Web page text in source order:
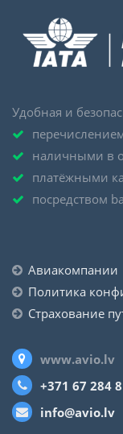
Удобная и
наличными в
платёжными
посредством
Авиакомпании
Политика
Страхование
www.avio.lv
+371 67 284
info@avio.lv